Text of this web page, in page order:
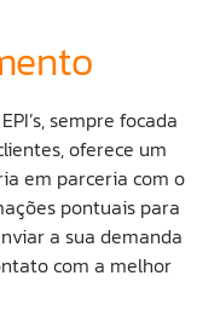
sempre focada
oferece um
em parceria com o
pontuais para
a sua demanda
com a melhor